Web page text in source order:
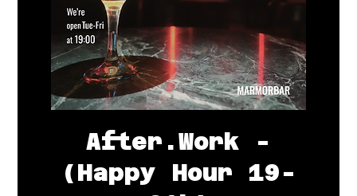
After.Work -
(Happy Hour 19-